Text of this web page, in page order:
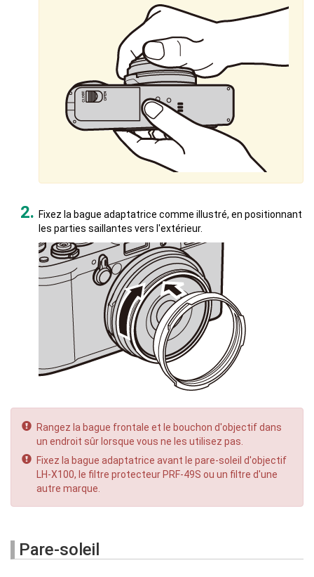
Fixez la bague adaptatrice comme illustré, en positionnant
les parties saillantes vers l'extérieur.
Rangez la bague frontale et le bouchon d'objectif dans
un endroit sûr lorsque vous ne les utilisez pas.
Fixez la bague adaptatrice avant le pare-soleil d'objectif
LH-X100, le filtre protecteur PRF-49S ou un filtre d'une
autre marque.
Pare-soleil